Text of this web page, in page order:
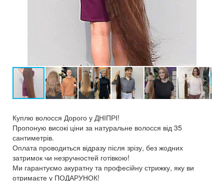
Куплю волосся Дорого у ДНІПРІ!
Пропоную високі ціни за натуральне волосся від 35
сантиметрів.
Оплата проводиться відразу після зрізу, без жодних
затримок чи незручностей готівкою!
Ми гарантуємо акуратну та професійну стрижку, яку ви
отримаєте у ПОДАРУНОК!